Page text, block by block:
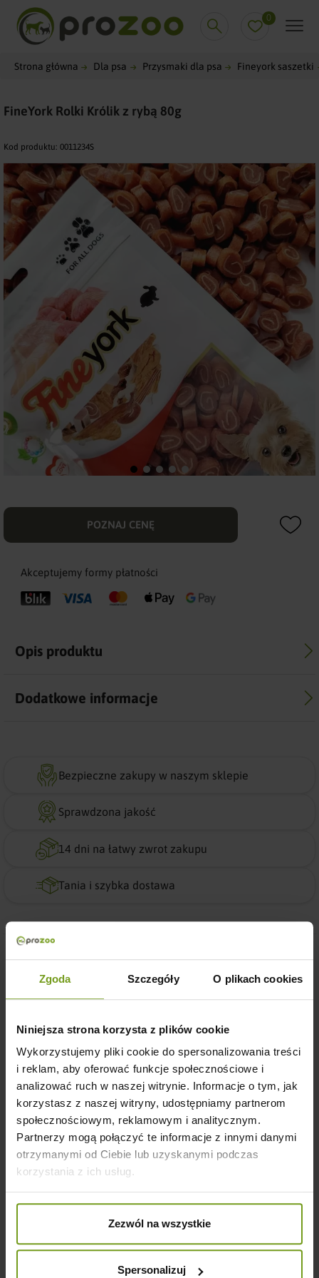
Zgoda Szczegóły O plikach cookies
Niniejsza strona korzysta z plików cookie
Wykorzystujemy pliki cookie do spersonalizowania treści
i reklam, aby oferować funkcje społecznościowe i
analizować ruch w naszej witrynie. Informacje o tym, jak
korzystasz z naszej witryny, udostępniamy partnerom
społecznościowym, reklamowym i analitycznym.
Partnerzy mogą połączyć te informacje z innymi danymi
otrzymanymi od Ciebie lub uzyskanymi podczas
korzystania z ich usług.
Zezwól na wszystkie
Spersonalizuj
0
Strona główna Dla psa Przysmaki dla psa Fineyork saszetki
FineYork Rolki Królik z rybą 80g
Kod produktu: 0011234S
POZNAJ CENĘ
Akceptujemy formy płatności
Opis produktu
Dodatkowe informacje
Bezpieczne zakupy w naszym sklepie
Sprawdzona jakość
14 dni na łatwy zwrot zakupu
Tania i szybka dostawa
Klienci którzy zakupili ten produkt
kupili również: